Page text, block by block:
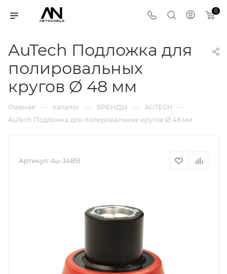
0
AuTech Подложка для
полировальных
кругов Ø 48 мм
Главная — Каталог — БРЕНДЫ — AUTECH —
AuTech Подложка для полировальных кругов Ø 48 мм
Артикул: Au-34851